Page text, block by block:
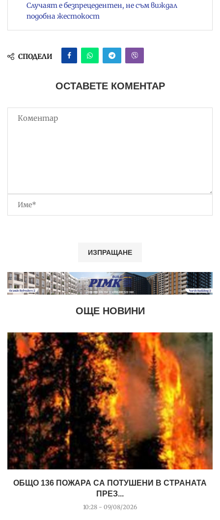
Случаят е безпрецедентен, не съм виждал
подобна жестокост
СПОДЕЛИ
ОСТАВЕТЕ КОМЕНТАР
ОЩЕ НОВИНИ
ОБЩО 136 ПОЖАРА СА ПОТУШЕНИ В СТРАНАТА
ПРЕЗ...
10:28 - 09/08/2026